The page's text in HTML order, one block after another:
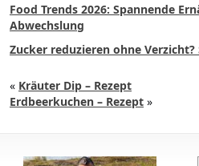
Food Trends 2026: Spannende
Abwechslung
Zucker reduzieren ohne Verzicht?
« Kräuter Dip – Rezept
Erdbeerkuchen – Rezept »